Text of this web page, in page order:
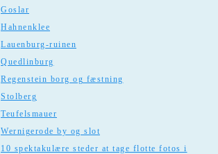
Goslar
Hahnenklee
Lauenburg-ruinen
Quedlinburg
Regenstein borg og fæstning
Stolberg
Teufelsmauer
Wernigerode by og slot
10 spektakulære steder at tage flotte fotos i